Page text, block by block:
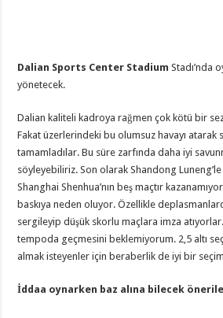
Dalian Sports Center Stadium Stadı’nda
yönetecek.
Dalian kaliteli kadroya rağmen çok kötü bir
Fakat üzerlerindeki bu olumsuz havayı atarak
tamamladılar. Bu süre zarfında daha iyi
söyleyebiliriz. Son olarak Shandong
Shanghai Shenhua’nın beş maçtır
baskıya neden oluyor. Özellikle
sergileyip düşük skorlu maçlara imza
tempoda geçmesini beklemiyorum. 2,5 altı
almak isteyenler için beraberlik de iyi bir
İddaa oynarken baz alına bilecek